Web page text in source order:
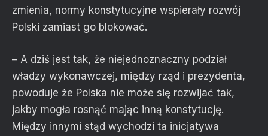
zmienia, normy konstytucyjne wspierały rozwój
Polski zamiast go blokować.
– A dziś jest tak, że niejednoznaczny podział
władzy wykonawczej, między rząd i prezydenta,
powoduje że Polska nie może się rozwijać tak,
jakby mogła rosnąć mając inną konstytucję.
Między innymi stąd wychodzi ta inicjatywa